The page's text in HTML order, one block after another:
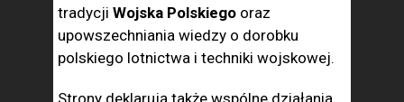
tradycji Wojska Polskiego oraz
upowszechniania wiedzy o dorobku
polskiego lotnictwa i techniki wojskowej.
Strony deklarują także wspólne działania